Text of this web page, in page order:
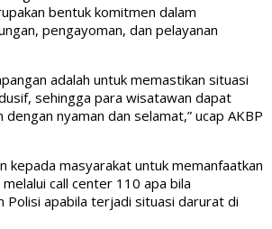
bentuk komitmen dalam
pengayoman, dan pelayanan
adalah untuk memastikan situasi
sehingga para wisatawan dapat
dengan nyaman dan selamat,” ucap AKBP
kepada masyarakat untuk memanfaatkan
call center 110 apa bila
Polisi apabila terjadi situasi darurat di